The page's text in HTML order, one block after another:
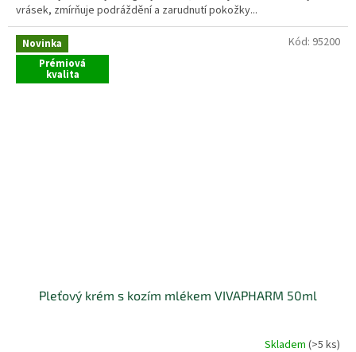
vrásek, zmírňuje podráždění a zarudnutí pokožky...
Novinka
Prémiová
kvalita
Pleťový krém s kozím mlékem VIVAPHARM 50ml
Skladem (>5 ks)
Kód: 95200